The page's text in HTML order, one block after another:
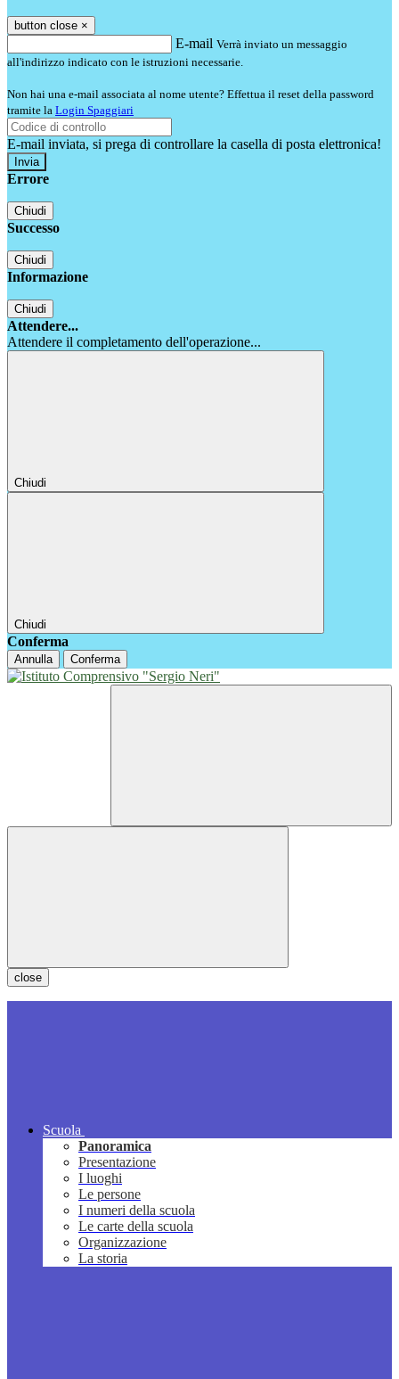
button close ×
E-mail Verrà inviato un messaggio
all'indirizzo indicato con le istruzioni necessarie.
Non hai una e-mail associata al nome utente? Effettua il reset della password
tramite la Login Spaggiari
E-mail inviata, si prega di controllare la casella di posta elettronica!
Errore
Chiudi
Successo
Chiudi
Informazione
Chiudi
Attendere...
Attendere il completamento dell'operazione...
Chiudi
Chiudi
Conferma
Annulla Conferma
close
Scuola
Panoramica
Presentazione
I luoghi
Le persone
I numeri della scuola
Le carte della scuola
Organizzazione
La storia